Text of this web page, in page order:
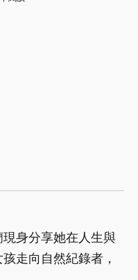
身分享她在人生與
走向自然紀錄者，